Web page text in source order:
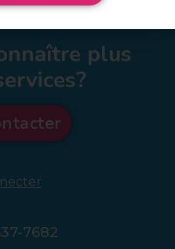
plus
7682